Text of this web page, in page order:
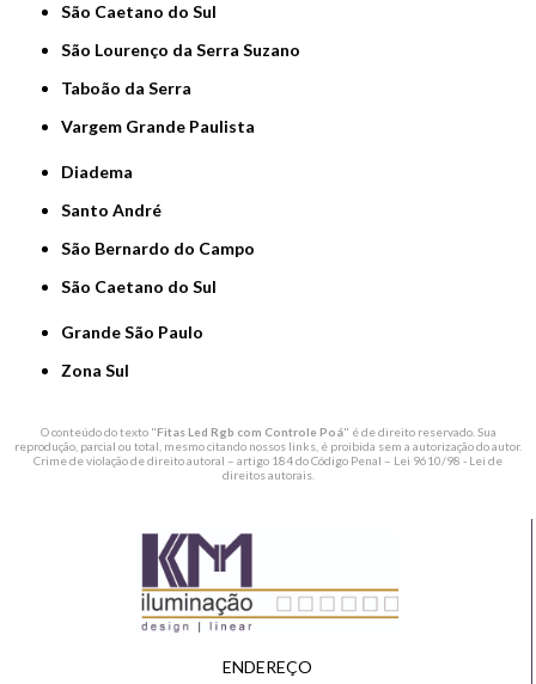
São Caetano do Sul
São Lourenço da Serra Suzano
Taboão da Serra
Vargem Grande Paulista
Diadema
Santo André
São Bernardo do Campo
São Caetano do Sul
Grande São Paulo
Zona Sul
O conteúdo do texto "Fitas Led Rgb com Controle Poá" é de direito reservado. Sua
reprodução, parcial ou total, mesmo citando nossos links, é proibida sem a autorização do autor.
Crime de violação de direito autoral – artigo 184 do Código Penal – Lei 9610/98 - Lei de
direitos autorais.
ENDEREÇO